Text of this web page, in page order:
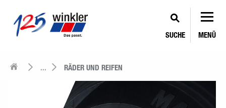
SUCHE MENÜ
... RÄDER UND REIFEN